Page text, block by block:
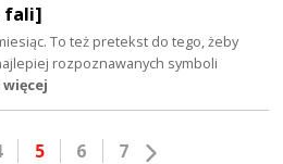
fali]
To też pretekst do tego, żeby
rozpoznawanych symboli
więcej
5 6 7